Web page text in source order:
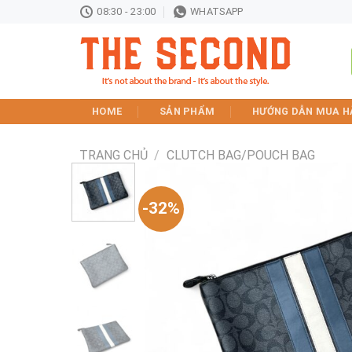
08:30 - 23:00 WHATSAPP
HOME SẢN PHẨM HƯỚNG DẪN MUA
TRANG CHỦ / CLUTCH BAG/POUCH BAG
-32%